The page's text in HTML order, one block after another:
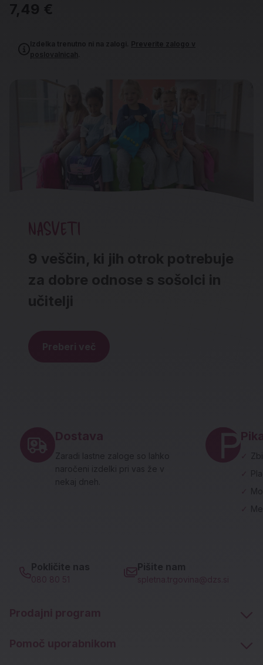
7,49 €
Izdelka trenutno ni na zalogi. Preverite zalogo v
poslovalnicah
NASVETI
9 veščin, ki jih otrok potrebuje
za dobre odnose s sošolci in
učitelji
Preberi več
Dostava
Zaradi lastne zaloge so lahko
naročeni izdelki pri vas že v
nekaj dneh.
✓
✓
Pokličite nas
080 80 51
Pišite nam
spletna.trgovina@dzs.si
Prodajni program
Pomoč uporabnikom